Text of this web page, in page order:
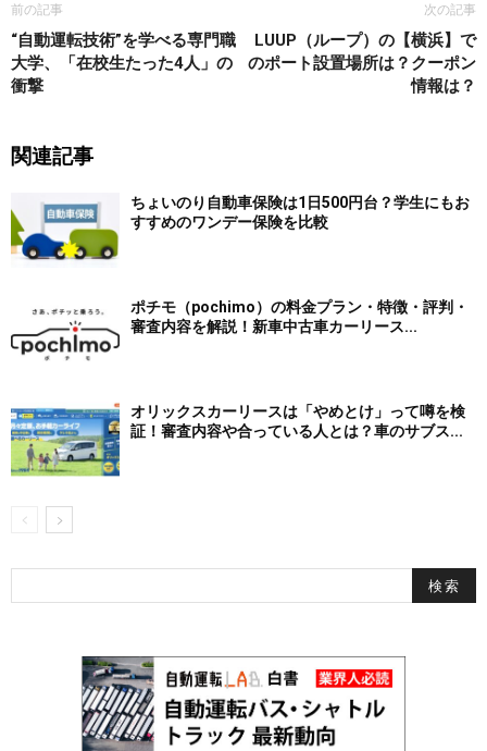
前の記事
“自動運転技術”を学べる専門職
大学、「在校生たった4人」の
衝撃
次の記事
LUUP（ループ）の【横浜】で
のポート設置場所は？クーポン
情報は？
関連記事
ちょいのり自動車保険は1日500円台？学生にもお
すすめのワンデー保険を比較
ポチモ（pochimo）の料金プラン・特徴・評判・
審査内容を解説！新車中古車カーリース...
オリックスカーリースは「やめとけ」って噂を検
証！審査内容や合っている人とは？車のサブス...